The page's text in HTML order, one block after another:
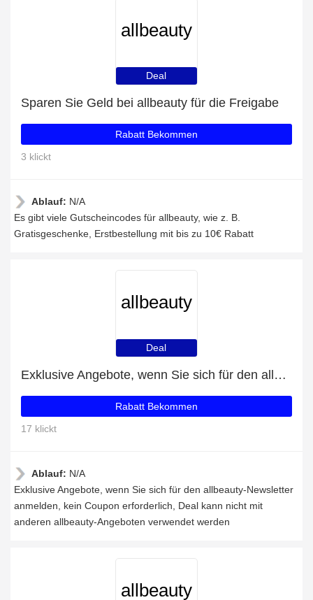
allbeauty
Deal
Sparen Sie Geld bei allbeauty für die Freigabe
Rabatt Bekommen
3 klickt
Ablauf: N/A
Es gibt viele Gutscheincodes für allbeauty, wie z. B.
Gratisgeschenke, Erstbestellung mit bis zu 10€ Rabatt
allbeauty
Deal
Exklusive Angebote, wenn Sie sich für den allbeauty-Newsletter anmelden
Rabatt Bekommen
17 klickt
Ablauf: N/A
Exklusive Angebote, wenn Sie sich für den allbeauty-Newsletter
anmelden, kein Coupon erforderlich, Deal kann nicht mit
anderen allbeauty-Angeboten verwendet werden
allbeauty